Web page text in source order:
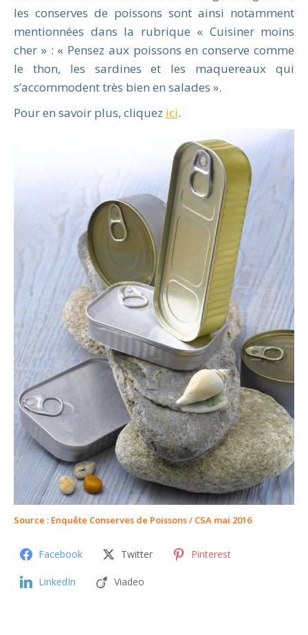
les conserves de poissons sont ainsi notamment
mentionnées dans la rubrique « Cuisiner moins
cher » : « Pensez aux poissons en conserve comme
le thon, les sardines et les maquereaux qui
s’accommodent très bien en salades ».
Pour en savoir plus, cliquez ici.
Source : Enquête Conserves de Poissons / CSA mai 2016
Facebook Twitter Pinterest
LinkedIn Viadeo